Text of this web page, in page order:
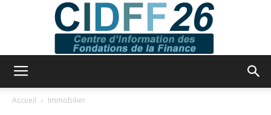
Accueil Immobilier